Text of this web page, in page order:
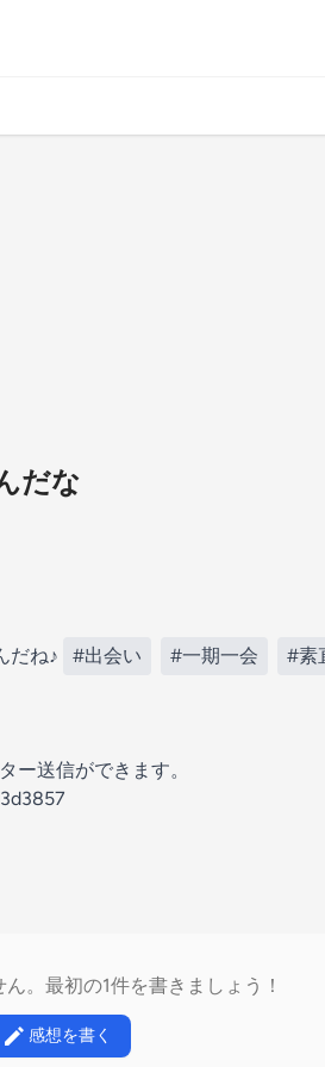
だな
だね♪ #出会い #一期一会 #素
ー送信ができます。
。最初の1件を書きましょう！
感想を書く